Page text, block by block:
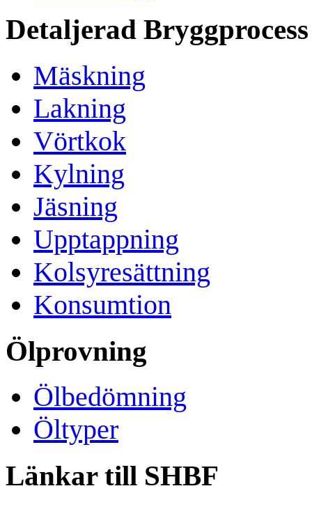
Detaljerad Bryggprocess
Mäskning
Lakning
Vörtkok
Kylning
Jäsning
Upptappning
Kolsyresättning
Konsumtion
Ölprovning
Ölbedömning
Öltyper
Länkar till SHBF